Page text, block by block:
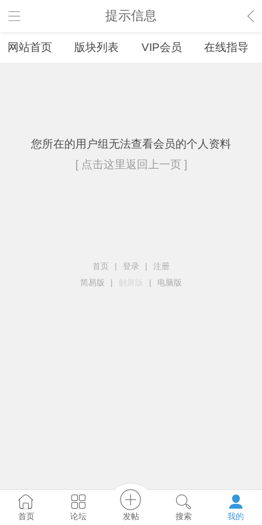
提示信息
网站首页 版块列表 VIP会员 在线指导
您所在的用户组无法查看会员的个人资料
[ 点击这里返回上一页 ]
首页 | 登录 |
注册
简易版
| 触屏版 | 电脑版
首页 论坛 发帖 搜索 我的